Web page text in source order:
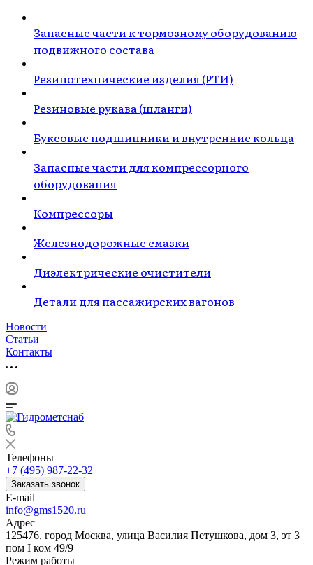
Запасные части к тормозному оборудованию
подвижного состава
Резинотехнические изделия (РТИ)
Резиновые рукава (шланги)
Буксовые подшипники и внутренние кольца
Запасные части для компрессорного
оборудования
Компрессоры
Железнодорожные смазки
Диэлектрические очистители
Детали для пассажирских вагонов
Новости
Статьи
Контакты
Телефоны
+7 (495) 987-22-32
Заказать звонок
E-mail
info@gms1520.ru
Адрес
125476, город Москва, улица Василия Петушкова, дом 3, эт 3
пом I ком 49/9
Режим работы